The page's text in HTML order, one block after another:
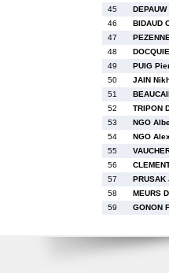
45
46
BIDAUD
47
48
49
PUIG
50
JAIN
51
52
TRIPON
53
NGO
54
NGO
55
56
57
58
MEURS
59
GONON